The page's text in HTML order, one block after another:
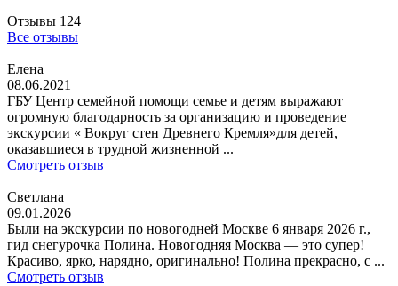
Отзывы 124
Все отзывы
Елена
08.06.2021
ГБУ Центр семейной помощи семье и детям выражают
огромную благодарность за организацию и проведение
экскурсии « Вокруг стен Древнего Кремля»для детей,
оказавшиеся в трудной жизненной ...
Смотреть отзыв
Светлана
09.01.2026
Были на экскурсии по новогодней Москве 6 января 2026 г.,
гид снегурочка Полина. Новогодняя Москва — это супер!
Красиво, ярко, нарядно, оригинально! Полина прекрасно, с ...
Смотреть отзыв